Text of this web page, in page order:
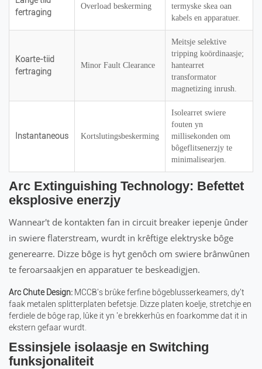
fertraging
Overload beskerming
termyske skea oan
kabels en apparatuer.
Koarte-tiid
fertraging
Minor Fault Clearance
Meitsje selektive
tripping koördinaasje;
hantearret
transformator
magnetizing inrush.
Instantaneous Kortslutingsbeskerming
Isolearret swiere
fouten yn
millisekonden om
bôgeflitsenerzjy te
minimalisearjen.
Arc Extinguishing Technology: Befettet
eksplosive enerzjy
Wannear't de kontakten fan in circuit breaker iepenje ûnder
in swiere flaterstream, wurdt in krêftige elektryske bôge
generearre. Dizze bôge is hyt genôch om swiere brânwûnen
te feroarsaakjen en apparatuer te beskeadigjen.
Arc Chute Design: MCCB's brûke ferfine bôgeblusserkeamers, dy't
faak metalen splitterplaten befetsje. Dizze platen koelje, stretchje en
ferdiele de bôge rap, lûke it yn 'e brekkerhûs en foarkomme dat it in
ekstern gefaar wurdt.
Essinsjele isolaasje en Switching
funksjonaliteit